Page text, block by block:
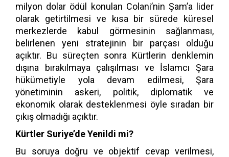
milyon dolar ödül konulan Colani’nin Şam’a lider
olarak getirtilmesi ve kısa bir sürede küresel
merkezlerde kabul görmesinin sağlanması,
belirlenen yeni stratejinin bir parçası olduğu
açıktır. Bu süreçten sonra Kürtlerin denklemin
dışına bırakılmaya çalışılması ve İslamcı Şara
hükümetiyle yola devam edilmesi, Şara
yönetiminin askeri, politik, diplomatik ve
ekonomik olarak desteklenmesi öyle sıradan bir
çıkış olmadığı açıktır.
Kürtler Suriye’de Yenildi mi?
Bu soruya doğru ve objektif cevap verilmesi,